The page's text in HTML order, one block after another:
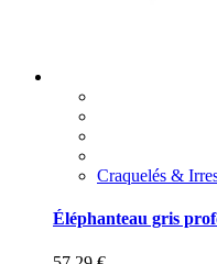
Craquelés &
Éléphanteau gris